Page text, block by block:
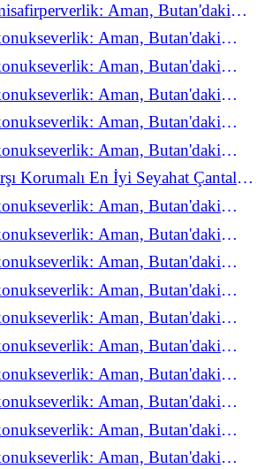
Aman, Butan'daki
yeniden keşfediyorAman, Butan'daki
yeniden keşfediyorAman, Butan'daki
yeniden keşfediyorAman, Butan'daki
yeniden keşfediyorAman, Butan'daki
yeniden keşfediyorAman, Butan'daki
yeniden keşfediyor
Korumalı En İyi Seyahat Çantaları
Aman, Butan'daki
yeniden keşfediyorAman, Butan'daki
yeniden keşfediyorAman, Butan'daki
yeniden keşfediyorAman, Butan'daki
yeniden keşfediyorAman, Butan'daki
yeniden keşfediyorAman, Butan'daki
yeniden keşfediyorAman, Butan'daki
yeniden keşfediyorAman, Butan'daki
yeniden keşfediyorAman, Butan'daki
yeniden keşfediyorAman, Butan'daki